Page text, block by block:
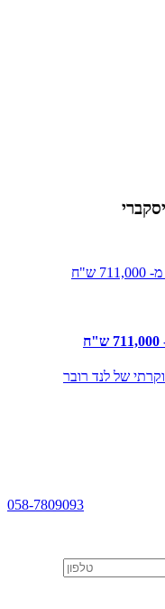
של לנד רובר
058-7809093